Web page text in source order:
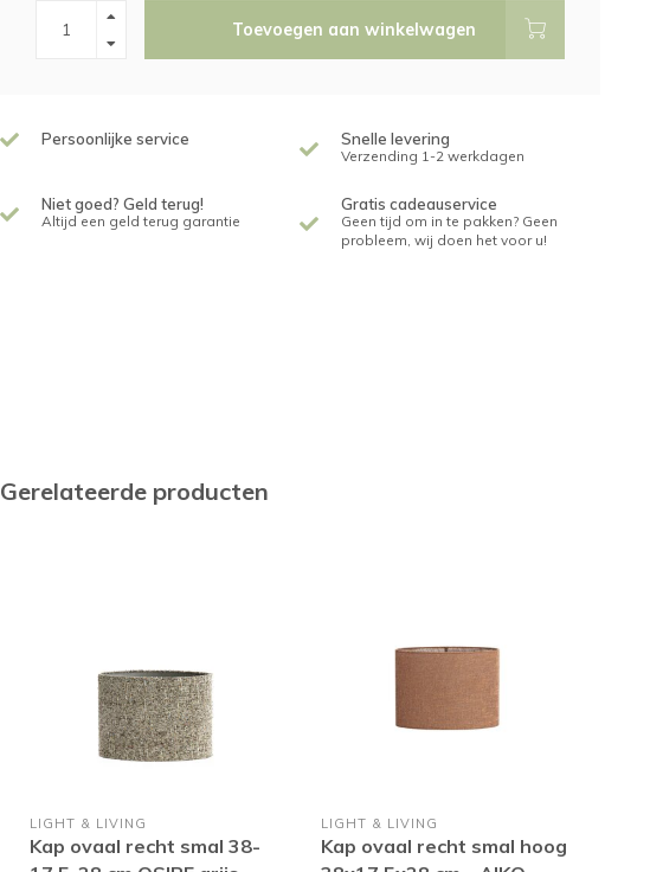
Toevoegen aan winkelwagen
Persoonlijke service Snelle levering
Verzending 1-2 werkdagen
Niet goed? Geld terug!
Altijd een geld terug garantie
Gratis cadeauservice
Geen tijd om in te pakken? Geen
probleem, wij doen het voor u!
Gerelateerde producten
LIGHT & LIVING
Kap ovaal recht smal 38-
LIGHT & LIVING
Kap ovaal recht smal hoog